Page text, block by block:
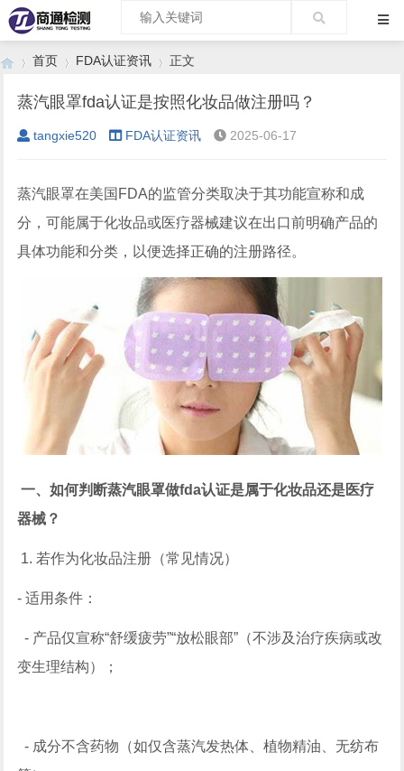
›
首页
›
FDA认证资讯
›
正文
蒸汽眼罩fda认证是按照化妆品做注册吗？
tangxie520 FDA认证资讯 2025-06-17
蒸汽眼罩在美国FDA的监管分类取决于其功能宣称和成
分，可能属于化妆品或医疗器械建议在出口前明确产品的
具体功能和分类，以便选择正确的注册路径。
一、如何判断蒸汽眼罩做fda认证是属于化妆品还是医疗
器械？
1. 若作为化妆品注册（常见情况）
- 适用条件：
- 产品仅宣称“舒缓疲劳”“放松眼部”（不涉及治疗疾病或改
变生理结构）；
- 成分不含药物（如仅含蒸汽发热体、植物精油、无纺布